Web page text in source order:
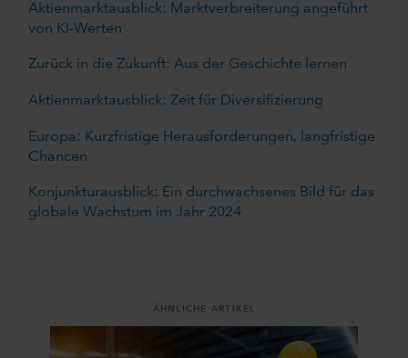
Aktienmarktausblick: Marktverbreiterung angeführt
von KI-Werten
Zurück in die Zukunft: Aus der Geschichte lernen
Aktienmarktausblick: Zeit für Diversifizierung
Europa: Kurzfristige Herausforderungen, langfristige
Chancen
Konjunkturausblick: Ein durchwachsenes Bild für das
globale Wachstum im Jahr 2024
ÄHNLICHE ARTIKEL